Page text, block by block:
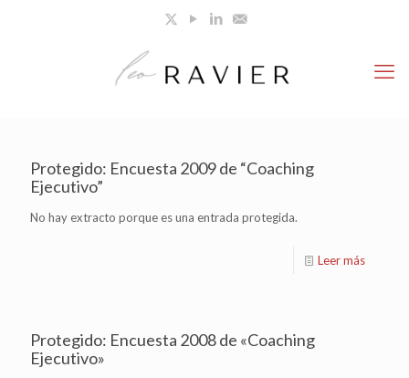
Protegido: Encuesta 2009 de “Coaching
Ejecutivo”
No hay extracto porque es una entrada protegida.
Leer más
Protegido: Encuesta 2008 de «Coaching
Ejecutivo»